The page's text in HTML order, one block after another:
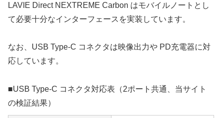
LAVIE Direct NEXTREME Carbon はモバイルノートとし
て必要十分なインターフェースを実装しています。
なお、USB Type-C コネクタは映像出力や PD充電器に対
応しています。
■USB Type-C コネクタ対応表（2ポート共通、当サイト
の検証結果）